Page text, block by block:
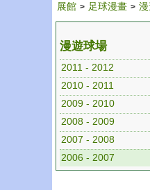
展館 > 足球漫畫 >
漫遊球場
2011 - 2012
2010 - 2011
2009 - 2010
2008 - 2009
2007 - 2008
2006 - 2007